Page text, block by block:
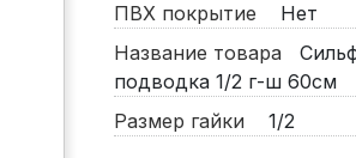
ПВХ покрытие
Нет
Название товара
подводка 1/2 г-ш 60см
Размер гайки
1/2